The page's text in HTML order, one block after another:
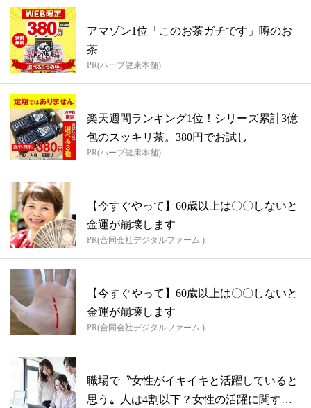
アマゾン1位「このお茶ガチです」噂のお
茶
PR(ハーブ健康本舗)
楽天週間ランキング1位！シリーズ累計3億
包のスッキリ茶。380円でお試し
PR(ハーブ健康本舗)
【今すぐやって】60歳以上は〇〇しないと
金運が崩壊します
PR(合同会社デジタルファーム )
【今すぐやって】60歳以上は〇〇しないと
金運が崩壊します
PR(合同会社デジタルファーム )
職場で〝女性がイキイキと活躍していると
思う〟人は4割以下？女性の活躍に関する